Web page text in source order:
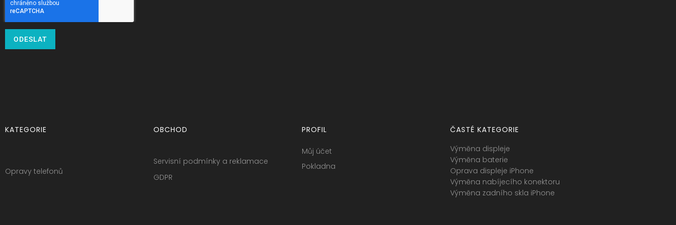
ODESLAT
KATEGORIE
Opravy telefonů
OBCHOD
Servisní podmínky a reklamace
GDPR
PROFIL
Můj účet
Pokladna
ČASTÉ KATEGORIE
Výměna displeje
Výměna baterie
Oprava displeje iPhone
Výměna nabíjecího konektoru
Výměna zadního skla iPhone